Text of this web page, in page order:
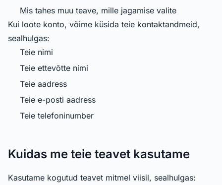
Mis tahes muu teave, mille jagamise valite
Kui loote konto, võime küsida teie kontaktandmeid,
sealhulgas:
Teie nimi
Teie ettevõtte nimi
Teie aadress
Teie e-posti aadress
Teie telefoninumber
Kuidas me teie teavet kasutame
Kasutame kogutud teavet mitmel viisil, sealhulgas: